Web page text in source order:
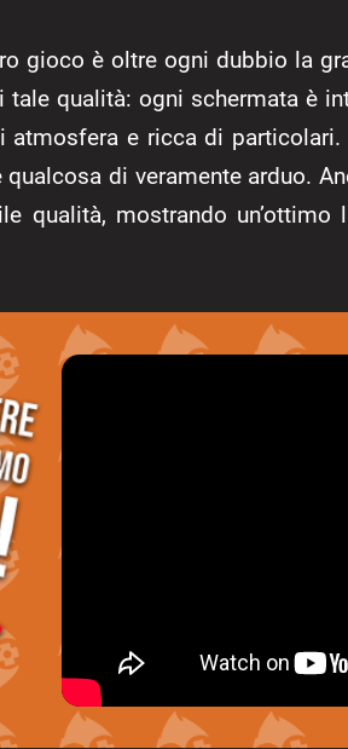
gioco è oltre ogni dubbio la
tale qualità: ogni schermata è
atmosfera e ricca di
di veramente arduo.
qualità, mostrando un’ottimo